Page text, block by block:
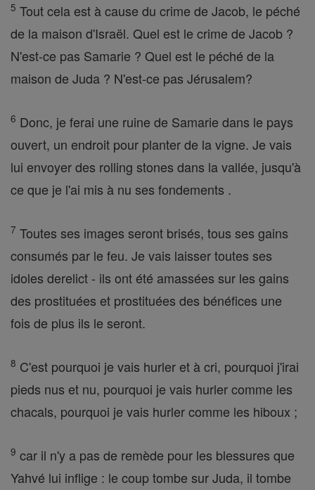
5 Tout cela est à cause du crime de Jacob, le péché
de la maison d'Israël. Quel est le crime de Jacob ?
N'est-ce pas Samarie ? Quel est le péché de la
maison de Juda ? N'est-ce pas Jérusalem?
6 Donc, je ferai une ruine de Samarie dans le pays
ouvert, un endroit pour planter de la vigne. Je vais
lui envoyer des rolling stones dans la vallée, jusqu'à
ce que je l'ai mis à nu ses fondements .
7 Toutes ses images seront brisés, tous ses gains
consumés par le feu. Je vais laisser toutes ses
idoles derelict - ils ont été amassées sur les gains
des prostituées et prostituées des bénéfices une
fois de plus ils le seront.
8 C'est pourquoi je vais hurler et à cri, pourquoi j'irai
pieds nus et nu, pourquoi je vais hurler comme les
chacals, pourquoi je vais hurler comme les hiboux ;
9 car il n'y a pas de remède pour les blessures que
Yahvé lui inflige : le coup tombe sur Juda, il tombe